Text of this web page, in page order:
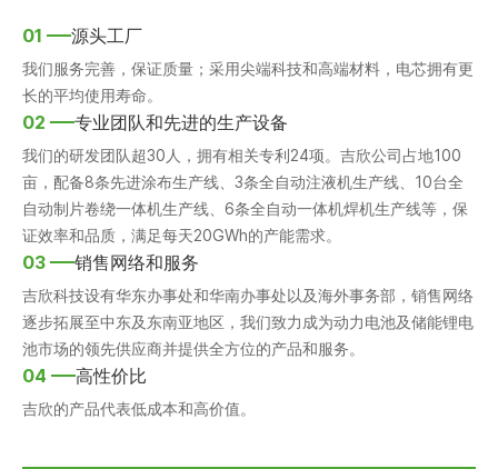
01 源头工厂
我们服务完善，保证质量；采用尖端科技和高端材料，电芯拥有更
长的平均使用寿命。
02 专业团队和先进的生产设备
我们的研发团队超30人，拥有相关专利24项。吉欣公司占地100
亩，配备8条先进涂布生产线、3条全自动注液机生产线、10台全
自动制片卷绕一体机生产线、6条全自动一体机焊机生产线等，保
证效率和品质，满足每天20GWh的产能需求。
03 销售网络和服务
吉欣科技设有华东办事处和华南办事处以及海外事务部，销售网络
逐步拓展至中东及东南亚地区，我们致力成为动力电池及储能锂电
池市场的领先供应商并提供全方位的产品和服务。
04 高性价比
吉欣的产品代表低成本和高价值。